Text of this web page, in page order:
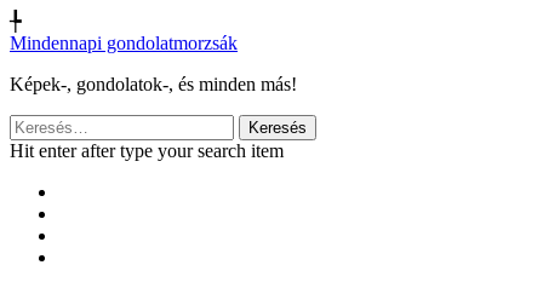
╄
Mindennapi gondolatmorzsák
Képek-, gondolatok-, és minden más!
Keresés:
Hit enter after type your search item